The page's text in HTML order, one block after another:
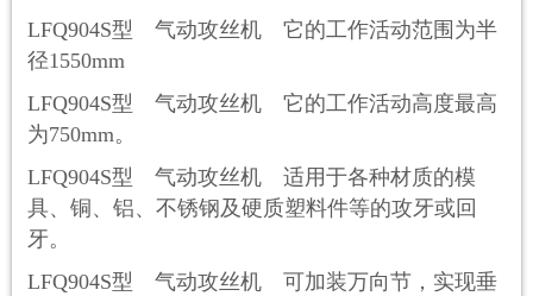
LFQ904S型 气动攻丝机 它的工作活动范围为半
径1550mm
LFQ904S型 气动攻丝机 它的工作活动高度最高
为750mm。
LFQ904S型 气动攻丝机 适用于各种材质的模
具、铜、铝、不锈钢及硬质塑料件等的攻牙或回
牙。
LFQ904S型 气动攻丝机 可加装万向节，实现垂